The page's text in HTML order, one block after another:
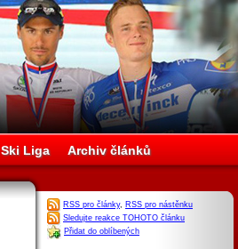
Ski Liga Archiv článků
RSS pro články, RSS pro nástěnku
Sledujte reakce TOHOTO článku
Přidat do oblíbených